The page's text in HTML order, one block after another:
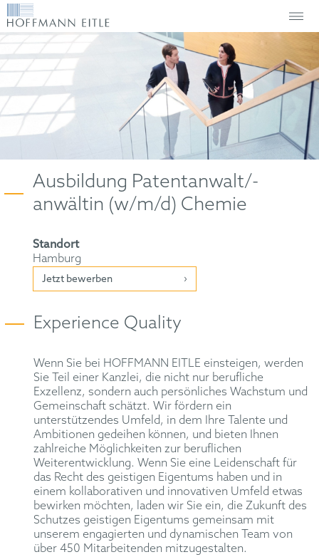
Ausbildung Patentanwalt/-
anwältin (w/m/d) Chemie
Standort
Hamburg
Jetzt bewerben
Experience Quality
Wenn Sie bei HOFFMANN EITLE einsteigen, werden
Sie Teil einer Kanzlei, die nicht nur berufliche
Exzellenz, sondern auch persönliches Wachstum und
Gemeinschaft schätzt. Wir fördern ein
unterstützendes Umfeld, in dem Ihre Talente und
Ambitionen gedeihen können, und bieten Ihnen
zahlreiche Möglichkeiten zur beruflichen
Weiterentwicklung. Wenn Sie eine Leidenschaft für
das Recht des geistigen Eigentums haben und in
einem kollaborativen und innovativen Umfeld etwas
bewirken möchten, laden wir Sie ein, die Zukunft des
Schutzes geistigen Eigentums gemeinsam mit
unserem engagierten und dynamischen Team von
über 450 Mitarbeitenden mitzugestalten.